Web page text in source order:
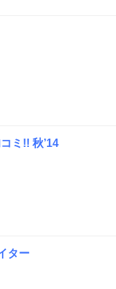
ミ!! 秋’14
ター